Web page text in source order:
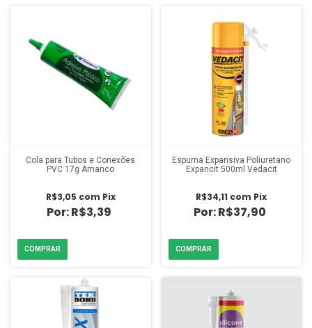
Cola para Tubos e Conexões
PVC 17g Amanco
R$3,39
R$3,05 com Pix
Espuma Expansiva Poliuretano
Expancit 500ml Vedacit
R$37,90
R$34,11 com Pix